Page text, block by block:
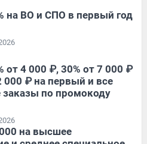
на ВО и СПО в первый год
от 4 000 ₽, 30% от 7 000 ₽
000 ₽ на первый и все
по промокоду
на высшее